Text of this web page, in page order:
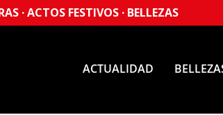
· ACTOS FESTIVOS · BELLEZAS
ACTUALIDAD